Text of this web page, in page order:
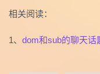
相关阅读：
1、 dom和sub的聊天话